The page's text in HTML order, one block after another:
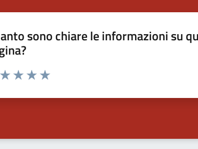
sono chiare le informazioni su
da 1 a 5 stelle la pagina